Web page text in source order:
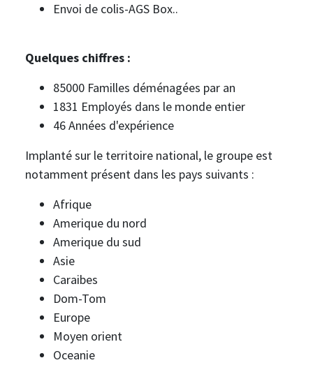
Envoi de colis-AGS Box..
Quelques chiffres :
85000 Familles déménagées par an
1831 Employés dans le monde entier
46 Années d'expérience
Implanté sur le territoire national, le groupe est
notamment présent dans les pays suivants :
Afrique
Amerique du nord
Amerique du sud
Asie
Caraibes
Dom-Tom
Europe
Moyen orient
Oceanie